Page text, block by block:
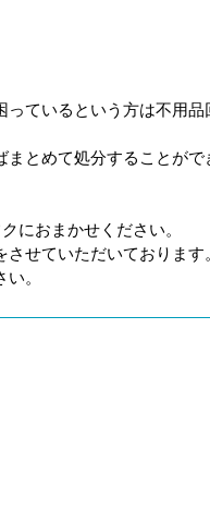
ているという方は不用
とめて処分することがで
におまかせください。
せていただいております
。